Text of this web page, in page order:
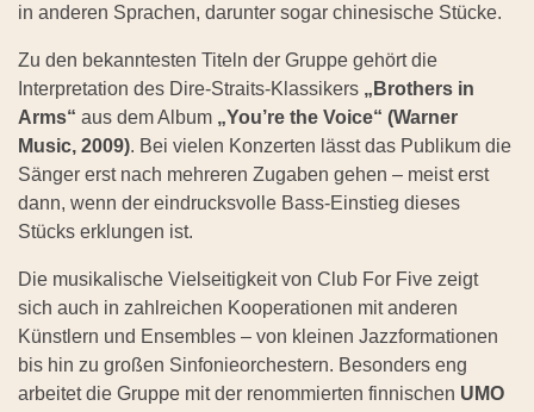
in anderen Sprachen, darunter sogar chinesische Stücke.
Zu den bekanntesten Titeln der Gruppe gehört die
Interpretation des Dire-Straits-Klassikers „Brothers in
Arms“ aus dem Album „You’re the Voice“ (Warner
Music, 2009). Bei vielen Konzerten lässt das Publikum die
Sänger erst nach mehreren Zugaben gehen – meist erst
dann, wenn der eindrucksvolle Bass-Einstieg dieses
Stücks erklungen ist.
Die musikalische Vielseitigkeit von Club For Five zeigt
sich auch in zahlreichen Kooperationen mit anderen
Künstlern und Ensembles – von kleinen Jazzformationen
bis hin zu großen Sinfonieorchestern. Besonders eng
arbeitet die Gruppe mit der renommierten finnischen UMO